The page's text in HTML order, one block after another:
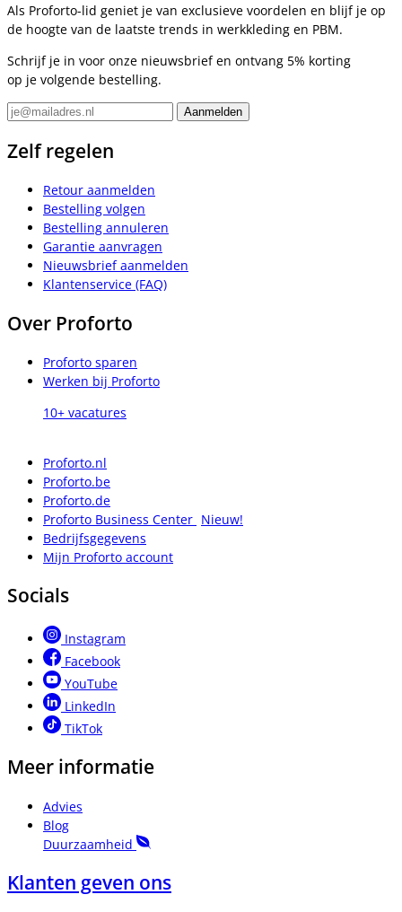
Als Proforto-lid geniet je van exclusieve voordelen en blijf je op
de hoogte van de laatste trends in werkkleding en PBM.
Schrijf je in voor onze nieuwsbrief en ontvang 5% korting
op je volgende bestelling.
Zelf regelen
Retour aanmelden
Bestelling volgen
Bestelling annuleren
Garantie aanvragen
Nieuwsbrief aanmelden
Klantenservice (FAQ)
Over Proforto
Proforto sparen
Werken bij Proforto
10+ vacatures
Proforto.nl
Proforto.be
Proforto.de
Proforto Business Center Nieuw!
Bedrijfsgegevens
Mijn Proforto account
Socials
Instagram
Facebook
YouTube
LinkedIn
TikTok
Meer informatie
Advies
Blog
Duurzaamheid
Klanten geven ons